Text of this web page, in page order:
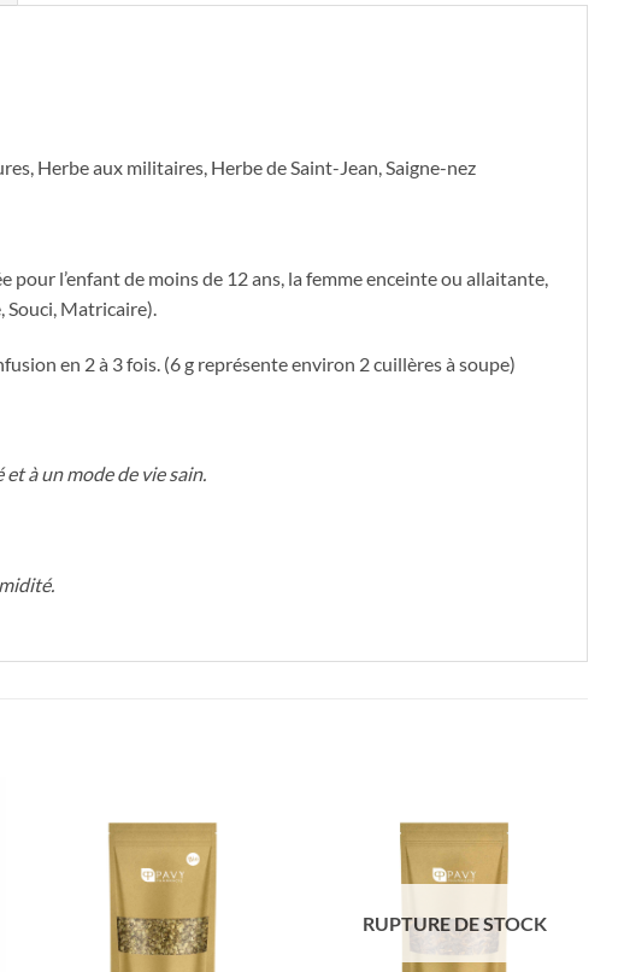
Herbe aux militaires, Herbe de Saint-Jean, Saigne-nez
pour l’enfant de moins de 12 ans, la femme enceinte ou allaitante,
Souci, Matricaire).
en 2 à 3 fois. (6 g représente environ 2 cuillères à soupe)
à un mode de vie sain.
RUPTURE DE STOCK